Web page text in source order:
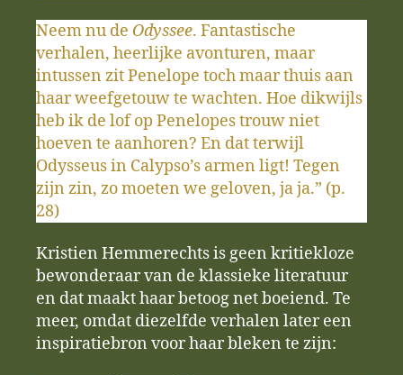
Neem nu de Odyssee. Fantastische
verhalen, heerlijke avonturen, maar
intussen zit Penelope toch maar thuis aan
haar weefgetouw te wachten. Hoe dikwijls
heb ik de lof op Penelopes trouw niet
hoeven te aanhoren? En dat terwijl
Odysseus in Calypso’s armen ligt! Tegen
zijn zin, zo moeten we geloven, ja ja.” (p.
28)
Kristien Hemmerechts is geen kritiekloze
bewonderaar van de klassieke literatuur
en dat maakt haar betoog net boeiend. Te
meer, omdat diezelfde verhalen later een
inspiratiebron voor haar bleken te zijn: